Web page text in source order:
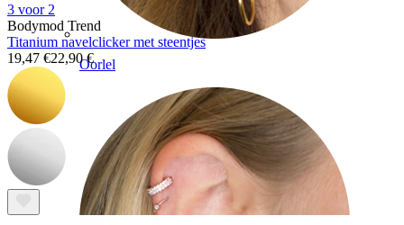
Oorlel
3 voor 2
Bodymod Trend
Titanium navelclicker met steentjes
19,47 €22,90 €